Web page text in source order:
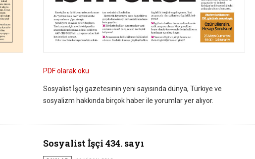
PDF olarak oku
Sosyalist İşçi gazetesinin yeni sayısında dünya, Türkiye ve
sosyalizm hakkında birçok haber ile yorumlar yer alıyor.
Sosyalist İşçi 434. sayı